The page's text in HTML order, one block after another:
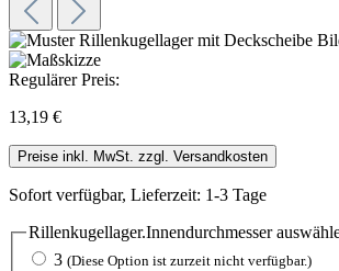
Regulärer Preis:
13,19 €
Preise inkl. MwSt. zzgl. Versandkosten
Sofort verfügbar, Lieferzeit: 1-3 Tage
Rillenkugellager.Innendurchmesser
3 (Diese Option ist zurzeit nicht verfügbar.)